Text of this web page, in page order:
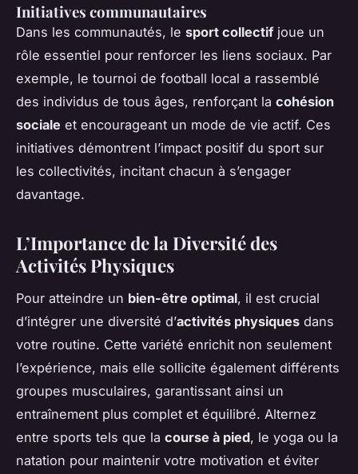
Initiatives communautaires
Dans les communautés, le sport collectifjoue un
rôle essentiel pour renforcer les liens sociaux. Par
exemple, le tournoi de football local a rassemblé
des individus de tous âges, renforçant la cohésion
sociale et encourageant un mode de vie actif. Ces
initiatives démontrent l’impact positif du sport sur
les collectivités, incitant chacun à s’engager
davantage.
L’Importance de la Diversité des
Activités Physiques
Pour atteindre un bien-être optimal, il est crucial
d’intégrer une diversité d’activités physiques dans
votre routine. Cette variété enrichit non seulement
l’expérience, mais elle sollicite également différents
groupes musculaires, garantissant ainsi un
entraînement plus complet et équilibré. Alternez
entre sports tels que la course à pied, le yoga ou la
natation pour maintenir votre motivation et éviter